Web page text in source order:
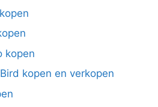
kopen
kopen en verkopen